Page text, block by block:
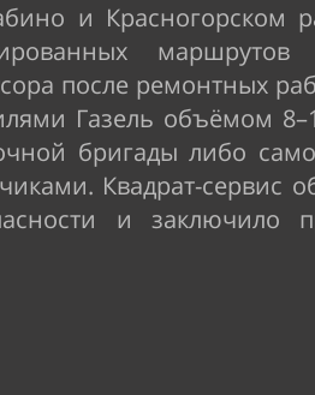
и Красногорском
после ремонтных
Газель объёмом
бригады либо
Квадрат-сервис
и